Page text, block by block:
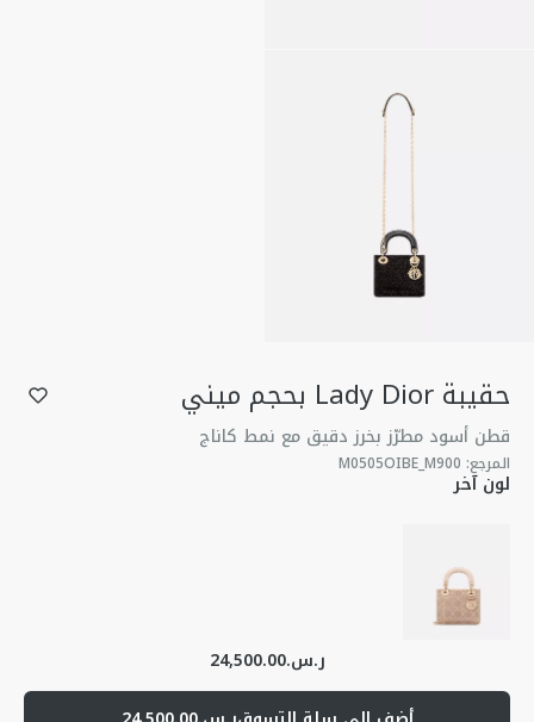
حقيبة Lady Dior بحجم ميني
قطن أسود مطرّز بخرز دقيق مع نمط كاناج
المرجع:
M0505OIBE_M900
لون آخر
ر.س.24,500.00